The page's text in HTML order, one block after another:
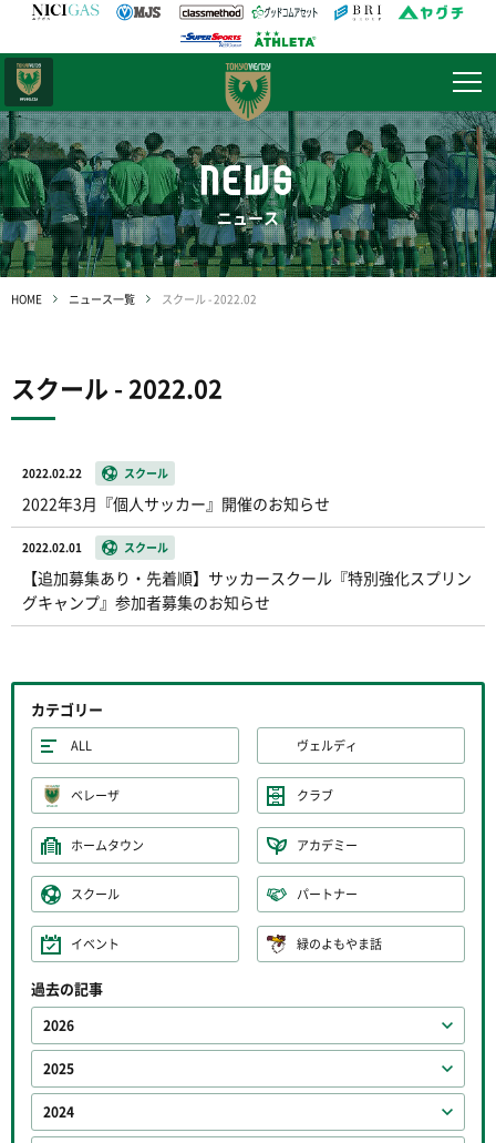
NEWS
ニュース
HOME ニュース一覧 スクール - 2022.02
スクール - 2022.02
2022.02.22 スクール
2022年3月『個人サッカー』開催のお知らせ
2022.02.01 スクール
【追加募集あり・先着順】サッカースクール『特別強化スプリン
グキャンプ』参加者募集のお知らせ
カテゴリー
ALL ヴェルディ
ベレーザ クラブ
ホームタウン アカデミー
スクール パートナー
イベント 緑のよもやま話
過去の記事
2026
2025
2024